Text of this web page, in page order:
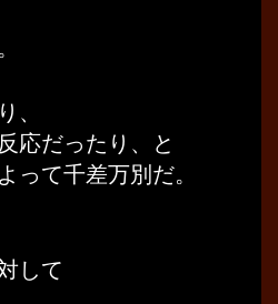
、
応だったり、と
って千差万別だ。
して